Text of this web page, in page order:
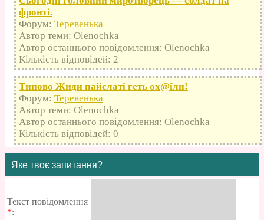
фронті.
Форум: Теревенька
Автор теми: Olenochka
Автор останнього повідомлення: Olenochka
Кількість відповідей: 2
Типово Жиди пайслаті геть оx@їли!
Форум: Теревенька
Автор теми: Olenochka
Автор останнього повідомлення: Olenochka
Кількість відповідей: 0
Яке твоє запитання?
Текст повідомлення
*: